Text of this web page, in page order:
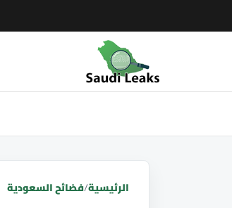
الرئيسية/فضائح السعودية